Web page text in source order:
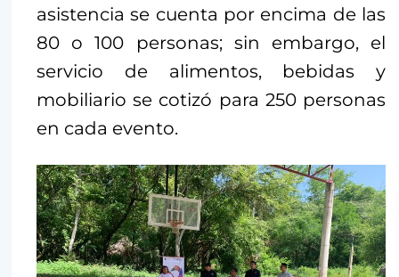
asistencia se cuenta por encima de las
80 o 100 personas; sin embargo, el
servicio de alimentos, bebidas y
mobiliario se cotizó para 250 personas
en cada evento.